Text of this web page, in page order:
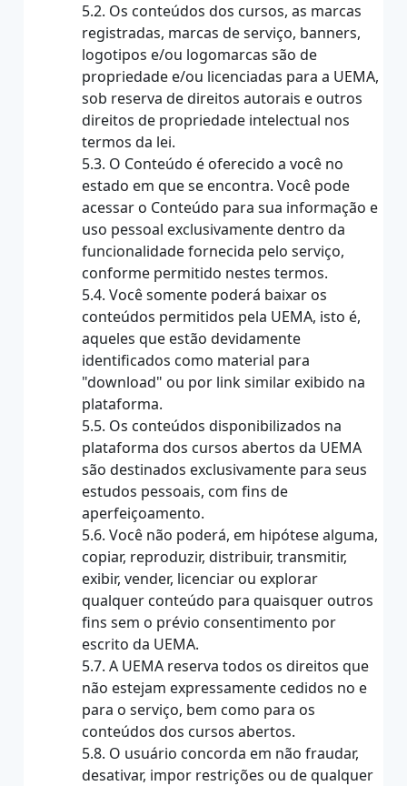
5.2. Os conteúdos dos cursos, as marcas
registradas, marcas de serviço, banners,
logotipos e/ou logomarcas são de
propriedade e/ou licenciadas para a UEMA,
sob reserva de direitos autorais e outros
direitos de propriedade intelectual nos
termos da lei.
5.3. O Conteúdo é oferecido a você no
estado em que se encontra. Você pode
acessar o Conteúdo para sua informação e
uso pessoal exclusivamente dentro da
funcionalidade fornecida pelo serviço,
conforme permitido nestes termos.
5.4. Você somente poderá baixar os
conteúdos permitidos pela UEMA, isto é,
aqueles que estão devidamente
identificados como material para
"download" ou por link similar exibido na
plataforma.
5.5. Os conteúdos disponibilizados na
plataforma dos cursos abertos da UEMA
são destinados exclusivamente para seus
estudos pessoais, com fins de
aperfeiçoamento.
5.6. Você não poderá, em hipótese alguma,
copiar, reproduzir, distribuir, transmitir,
exibir, vender, licenciar ou explorar
qualquer conteúdo para quaisquer outros
fins sem o prévio consentimento por
escrito da UEMA.
5.7. A UEMA reserva todos os direitos que
não estejam expressamente cedidos no e
para o serviço, bem como para os
conteúdos dos cursos abertos.
5.8. O usuário concorda em não fraudar,
desativar, impor restrições ou de qualquer